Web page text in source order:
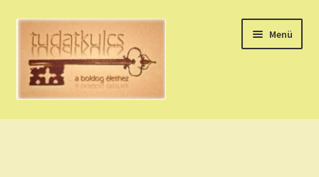
Ugrás
navigációhoz
Kilépés
tartalomba
Menü
HÚZZ EGY KÁRTYÁT!